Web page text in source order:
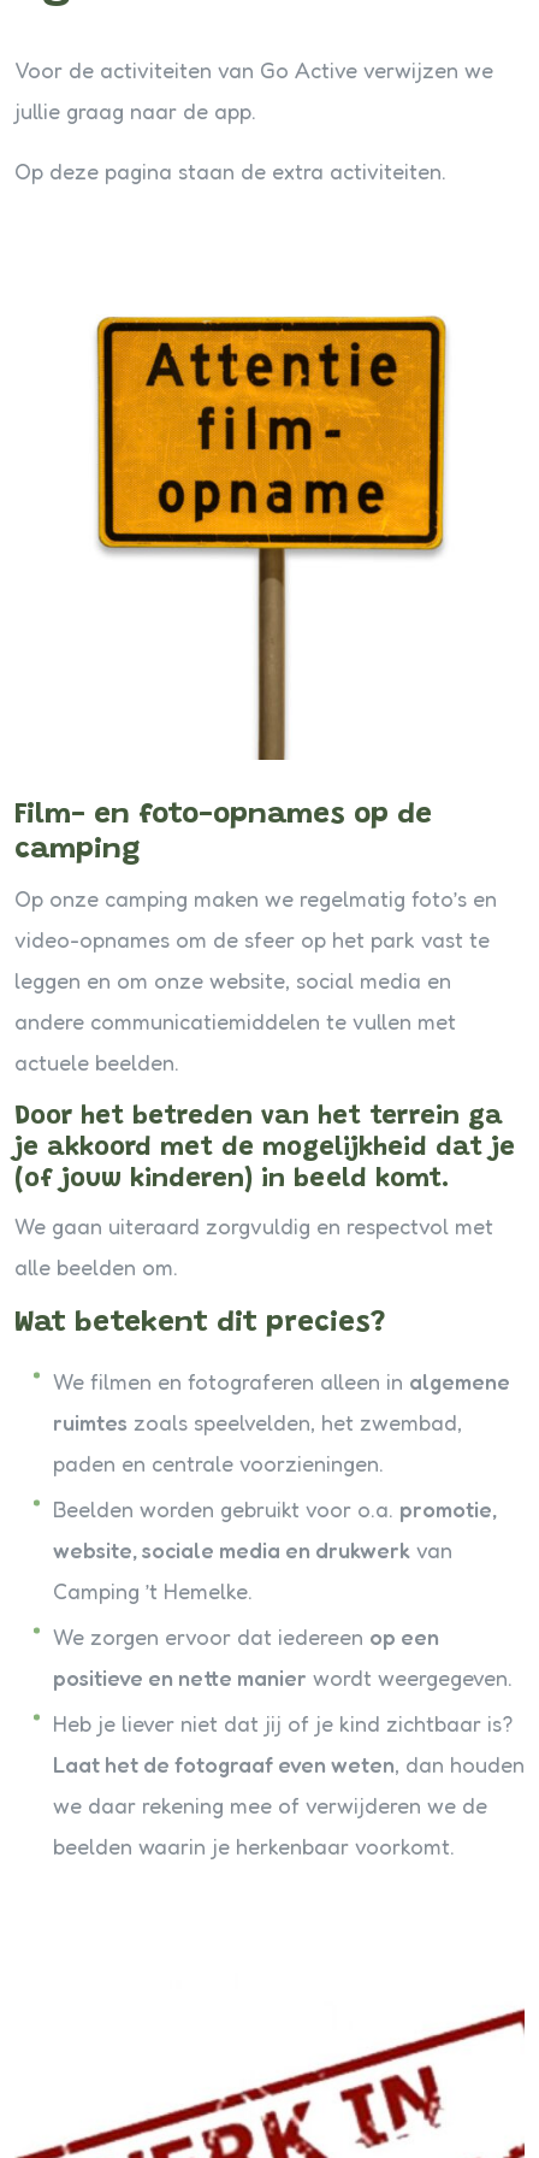
Voor de activiteiten van Go Active verwijzen we
jullie graag naar de app.
Op deze pagina staan de extra activiteiten.
Film- en foto-opnames op de
camping
Op onze camping maken we regelmatig foto’s en
video-opnames om de sfeer op het park vast te
leggen en om onze website, social media en
andere communicatiemiddelen te vullen met
actuele beelden.
Door het betreden van het terrein ga
je akkoord met de mogelijkheid dat je
(of jouw kinderen) in beeld komt.
We gaan uiteraard zorgvuldig en respectvol met
alle beelden om.
Wat betekent dit precies?
We filmen en fotograferen alleen in algemene
ruimtes zoals speelvelden, het zwembad,
paden en centrale voorzieningen.
Beelden worden gebruikt voor o.a. promotie,
website, sociale media en drukwerk van
Camping ’t Hemelke.
We zorgen ervoor dat iedereen op een
positieve en nette manier wordt weergegeven.
Heb je liever niet dat jij of je kind zichtbaar is?
Laat het de fotograaf even weten, dan houden
we daar rekening mee of verwijderen we de
beelden waarin je herkenbaar voorkomt.